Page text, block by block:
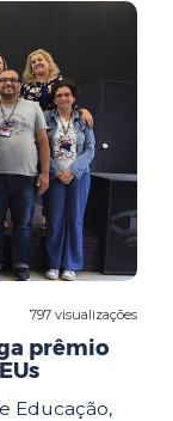
797 visualizações
prêmio
Educação,